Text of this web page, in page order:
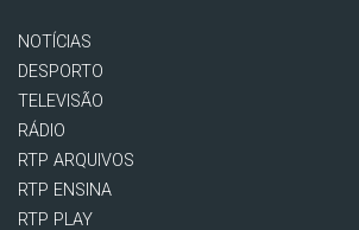
NOTÍCIAS
DESPORTO
TELEVISÃO
RÁDIO
RTP ARQUIVOS
RTP ENSINA
RTP PLAY